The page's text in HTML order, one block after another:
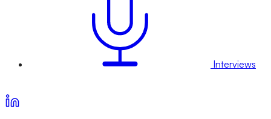
Interviews